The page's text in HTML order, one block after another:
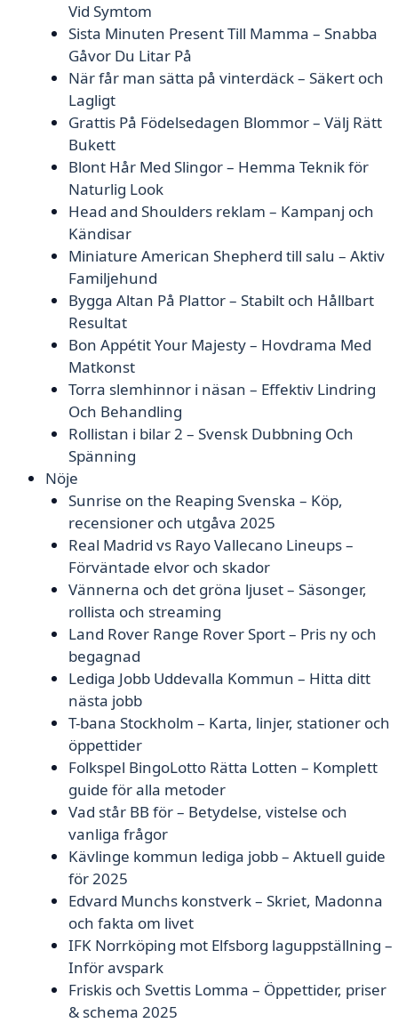
Vid Symtom
Sista Minuten Present Till Mamma – Snabba
Gåvor Du Litar På
När får man sätta på vinterdäck – Säkert och
Lagligt
Grattis På Födelsedagen Blommor – Välj Rätt
Bukett
Blont Hår Med Slingor – Hemma Teknik för
Naturlig Look
Head and Shoulders reklam – Kampanj och
Kändisar
Miniature American Shepherd till salu – Aktiv
Familjehund
Bygga Altan På Plattor – Stabilt och Hållbart
Resultat
Bon Appétit Your Majesty – Hovdrama Med
Matkonst
Torra slemhinnor i näsan – Effektiv Lindring
Och Behandling
Rollistan i bilar 2 – Svensk Dubbning Och
Spänning
Nöje
Sunrise on the Reaping Svenska – Köp,
recensioner och utgåva 2025
Real Madrid vs Rayo Vallecano Lineups –
Förväntade elvor och skador
Vännerna och det gröna ljuset – Säsonger,
rollista och streaming
Land Rover Range Rover Sport – Pris ny och
begagnad
Lediga Jobb Uddevalla Kommun – Hitta ditt
nästa jobb
T-bana Stockholm – Karta, linjer, stationer och
öppettider
Folkspel BingoLotto Rätta Lotten – Komplett
guide för alla metoder
Vad står BB för – Betydelse, vistelse och
vanliga frågor
Kävlinge kommun lediga jobb – Aktuell guide
för 2025
Edvard Munchs konstverk – Skriet, Madonna
och fakta om livet
IFK Norrköping mot Elfsborg laguppställning –
Inför avspark
Friskis och Svettis Lomma – Öppettider, priser
& schema 2025